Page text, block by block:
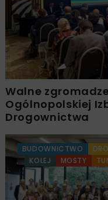
Walne
Ogólnopolskiej
Drogownictwa
BUDOWNICTWO
KOLEJ
MOSTY